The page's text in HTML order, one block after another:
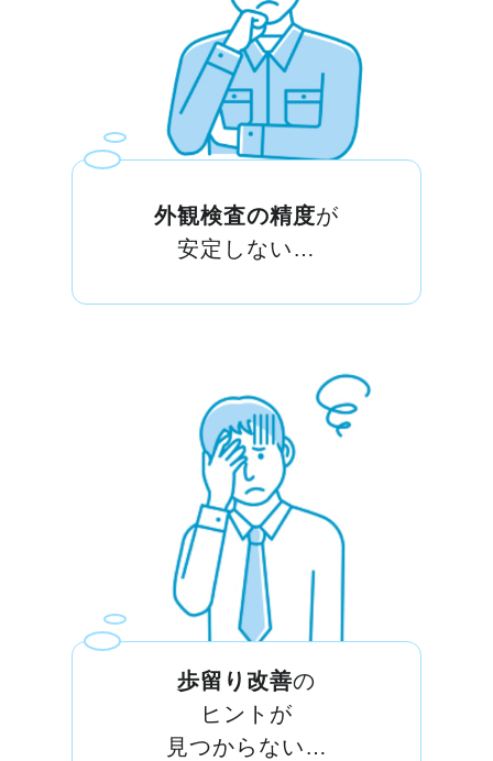
外観検査の精度が
安定しない…
歩留り改善の
ヒントが
見つからない…